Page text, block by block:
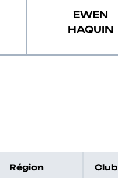
EWEN
HAQUIN
Région Club